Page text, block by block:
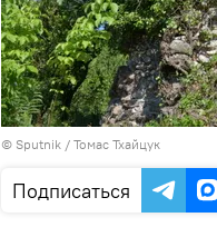
© Sputnik / Томас Тхайцук
Подписаться